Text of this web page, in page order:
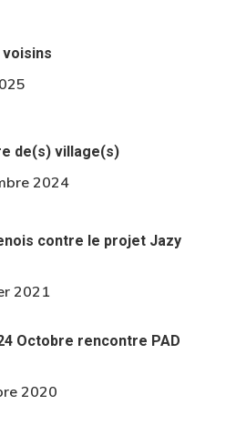
de(s) village(s)
2024
contre le projet Jazy
2021
Octobre rencontre PAD
2020